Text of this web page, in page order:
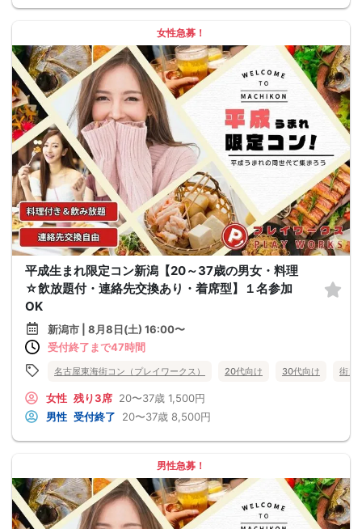
女性急募！
平成生まれ限定コン新潟【20～37歳の男女・料理
☆飲放題付・連絡先交換あり・着席型】１名参加
OK
新潟市 | 8月8日(土) 16:00〜
受付終了まで47時間
名古屋東海街コン（プレイワークス） 20代向け 30代向け 街コ
女性 残り3席 20〜37歳 1,500円
男性 受付終了 20〜37歳 8,500円
男性急募！